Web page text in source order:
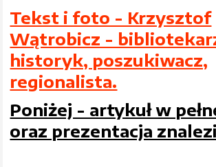
Tekst i foto - Krzysztof
Wątrobicz -
historyk, poszukiwacz,
regionalista.
Poniżej - artykuł w
oraz prezentacja